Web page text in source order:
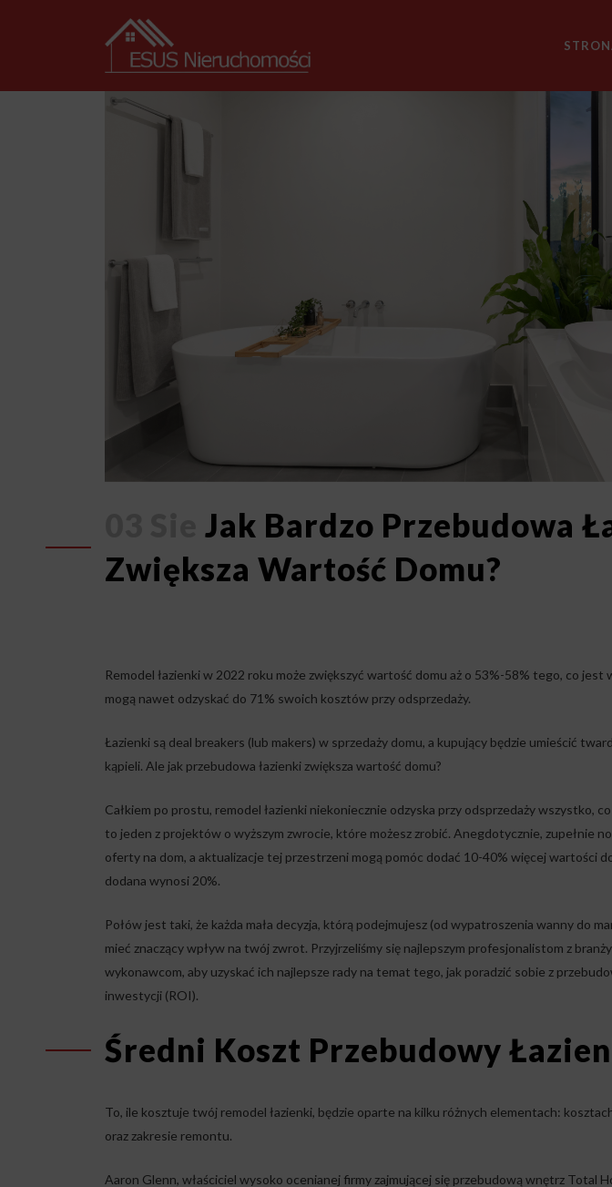
Jak Bardzo Przebudowa
Zwiększa Wartość Domu?
Remodel łazienki w 2022 roku może zwiększyć wartość domu aż o 53%-58% tego, co
mogą nawet odzyskać do 71% swoich kosztów przy odsprzedaży.
Łazienki są deal breakers (lub makers) w sprzedaży domu, a kupujący będzie umieścić
kąpieli. Ale jak przebudowa łazienki zwiększa wartość domu?
Całkiem po prostu, remodel łazienki niekoniecznie odzyska przy odsprzedaży wszystko,
to jeden z projektów o wyższym zwrocie, które możesz zrobić. Anegdotycznie, zupełnie
oferty na dom, a aktualizacje tej przestrzeni mogą pomóc dodać 10-40% więcej wartości
dodana wynosi 20%.
Połów jest taki, że każda mała decyzja, którą podejmujesz (od wypatroszenia wanny do
mieć znaczący wpływ na twój zwrot. Przyjrzeliśmy się najlepszym profesjonalistom z
wykonawcom, aby uzyskać ich najlepsze rady na temat tego, jak poradzić sobie z
inwestycji (ROI).
Średni Koszt Przebudowy
To, ile kosztuje twój remodel łazienki, będzie oparte na kilku różnych elementach:
oraz zakresie remontu.
Aaron Glenn, właściciel wysoko ocenianej firmy zajmującej się przebudową wnętrz Total